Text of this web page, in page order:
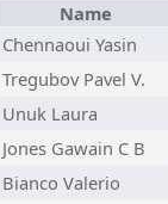
Name
Chennaoui Yasin
Tregubov Pavel V.
Unuk Laura
Jones Gawain C B
Bianco Valerio